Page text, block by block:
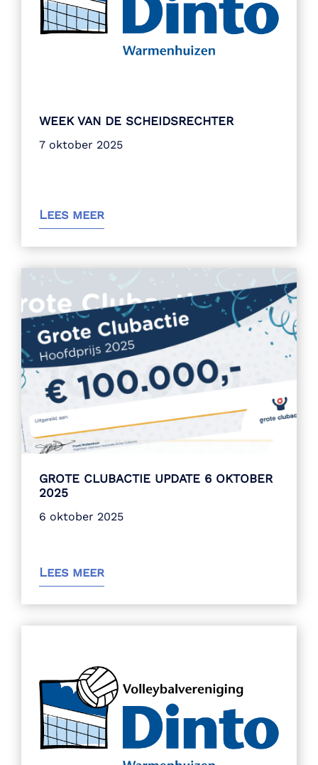
WEEK VAN DE SCHEIDSRECHTER
7 oktober 2025
Lees meer
GROTE CLUBACTIE UPDATE 6 OKTOBER
2025
6 oktober 2025
Lees meer